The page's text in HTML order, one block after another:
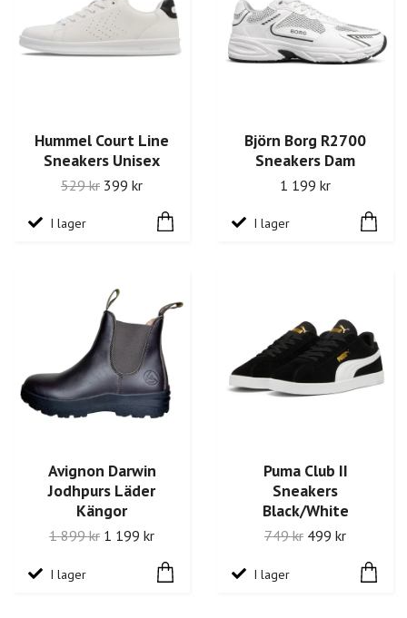
Hummel Court Line
Sneakers Unisex
529 kr 399 kr
I lager
Björn Borg R2700
Sneakers Dam
1 199 kr
I lager
Avignon Darwin
Jodhpurs Läder
Kängor
1 899 kr 1 199 kr
I lager
Puma Club II
Sneakers
Black/White
749 kr 499 kr
I lager